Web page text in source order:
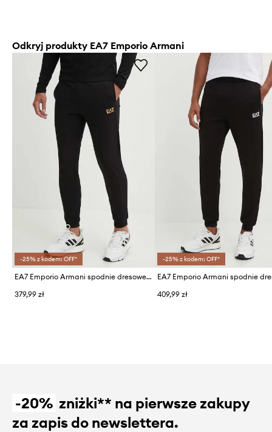
Odkryj produkty EA7 Emporio Armani
-25% z kodem: OFF*
EA7 Emporio Armani spodnie dresowe bawełniane
379,99 zł
-25% z kodem: OFF*
EA7 Emporio Armani spodnie
409,99 zł
-20% zniżki** na pierwsze zakupy
za zapis do newslettera.